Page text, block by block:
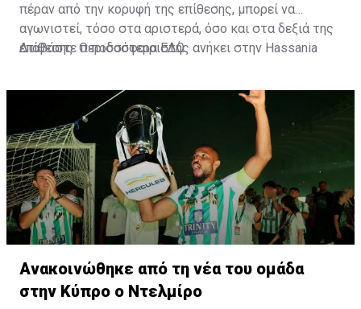
πέραν από την κορυφή της επίθεσης, μπορεί να
αγωνιστεί, τόσο στα αριστερά, όσο και στα δεξιά της
επίθεσης. Ο ποδοσφαιριστής ανήκει στην Hassania
Διαβάστε περισσότεραΕΔΩ.
Ανακοινώθηκε από τη νέα του ομάδα
στην Κύπρο ο Ντελμίρο